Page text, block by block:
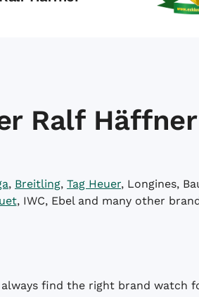
Ralf Häffner
, Breitling, Tag Heuer, Longines,
, IWC, Ebel and many other
find the right brand watch